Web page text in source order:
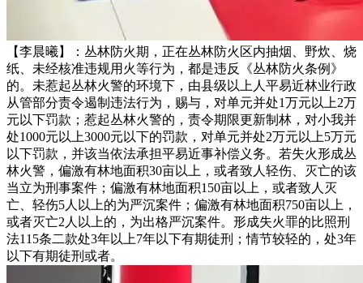
【李晨曦】：丛林防火期，正在丛林防火区内抽烟、野炊、烧
纸、未经核准违规用火等行为，都是违反《丛林防火条例》
的。未惹起丛林火警的环境下，由县级以上人平易近林业行政
从管部分责令遏制违法行为，赐与，对单元并处1万元以上2万
元以下罚款；惹起丛林火警的，责令期限更新制林，对小我并
处1000元以上3000元以下的罚款，对单元并处2万元以上5万元
以下罚款，并该当依法承担平易近事补偿义务。若失火形成丛
林火警，偏激有林地面积30亩以上，或者致人轻伤、灭亡的该
当立为刑事案件；偏激有林地面积150亩以上，或者致人灭
亡、轻伤5人以上的为严沉案件；偏激有林地面积750亩以上，
或者灭亡2人以上的，为出格严沉案件。形成失火罪的比照刑
法115条二款处3年以上7年以下有期徒刑；情节较轻的，处3年
以下有期徒刑或者。